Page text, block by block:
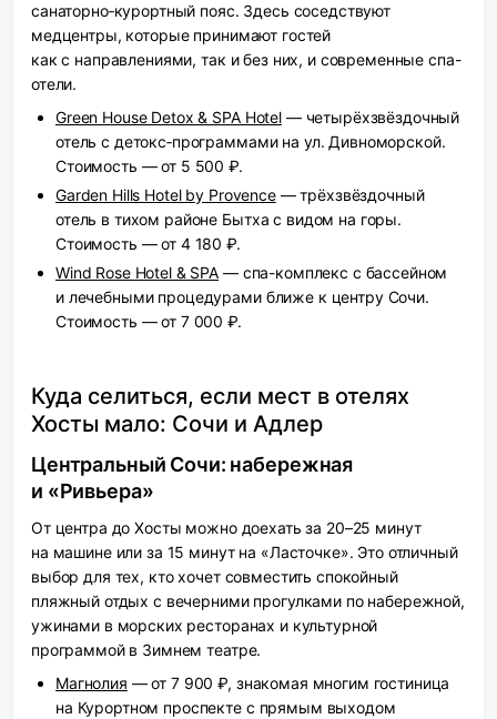
санаторно‑курортный пояс. Здесь соседствуют
медцентры, которые принимают гостей
как с направлениями, так и без них, и современные спа-
отели.
Green House Detox & SPA Hotel— четырёхзвёздочный
отель с детокс‑программами на ул. Дивноморской.
Стоимость — от 5 500 ₽.
Garden Hills Hotel by Provence— трёхзвёздочный
отель в тихом районе Бытха с видом на горы.
Стоимость — от 4 180 ₽.
Wind Rose Hotel & SPA — спа-комплекс с бассейном
и лечебными процедурами ближе к центру Сочи.
Стоимость — от 7 000 ₽.
Куда селиться, если мест в отелях
Хосты мало: Сочи и Адлер
Центральный Сочи: набережная
и «Ривьера»
От центра до Хосты можно доехать за 20–25 минут
на машине или за 15 минут на «Ласточке». Это отличный
выбор для тех, кто хочет совместить спокойный
пляжный отдых с вечерними прогулками по набережной,
ужинами в морских ресторанах и культурной
программой в Зимнем театре.
Магнолия — от 7 900 ₽, знакомая многим гостиница
на Курортном проспекте с прямым выходом